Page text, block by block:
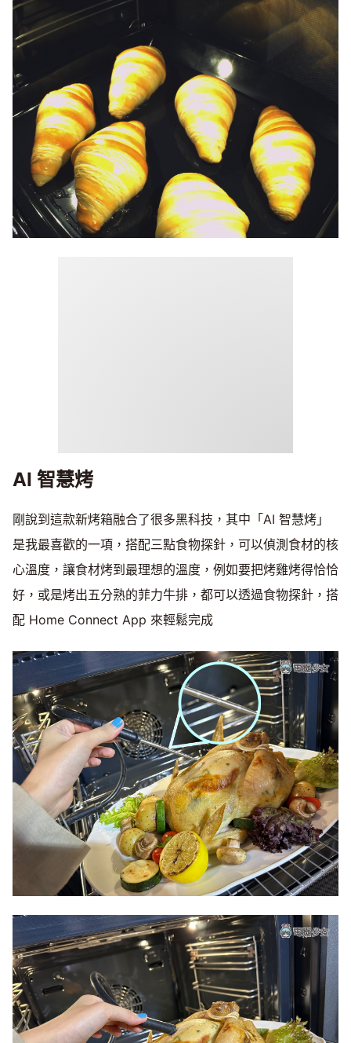
AI 智慧烤
剛說到這款新烤箱融合了很多黑科技，其中「AI 智慧烤」
是我最喜歡的一項，搭配三點食物探針，可以偵測食材的核
心溫度，讓食材烤到最理想的溫度，例如要把烤雞烤得恰恰
好，或是烤出五分熟的菲力牛排，都可以透過食物探針，搭
配 Home Connect App 來輕鬆完成